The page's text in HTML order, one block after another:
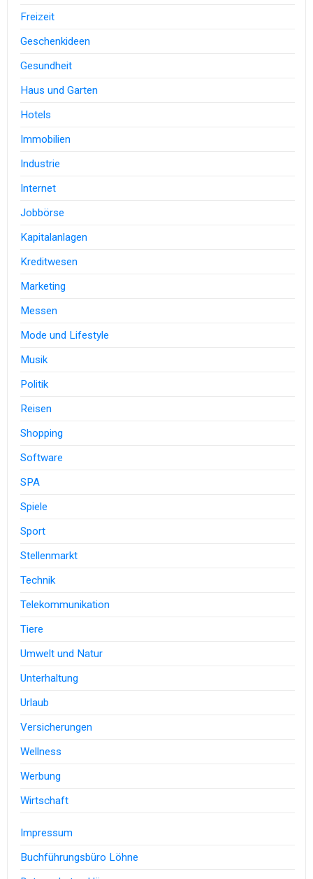
Freizeit
Geschenkideen
Gesundheit
Haus und Garten
Hotels
Immobilien
Industrie
Internet
Jobbörse
Kapitalanlagen
Kreditwesen
Marketing
Messen
Mode und Lifestyle
Musik
Politik
Reisen
Shopping
Software
SPA
Spiele
Sport
Stellenmarkt
Technik
Telekommunikation
Tiere
Umwelt und Natur
Unterhaltung
Urlaub
Versicherungen
Wellness
Werbung
Wirtschaft
Impressum
Buchführungsbüro Löhne